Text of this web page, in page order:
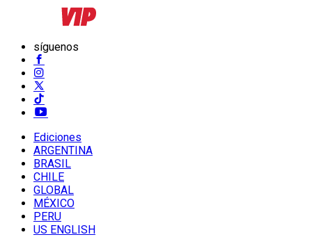
síguenos
Ediciones
ARGENTINA
BRASIL
CHILE
GLOBAL
MÉXICO
PERU
US ENGLISH